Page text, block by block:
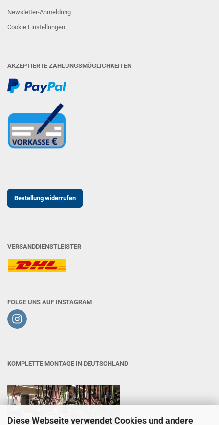
Diese Webseite verwendet Cookies und andere
Newsletter-Anmeldung
Cookie Einstellungen
AKZEPTIERTE ZAHLUNGSMÖGLICHKEITEN
Bestellung widerrufen
VERSANDDIENSTLEISTER
FOLGE UNS AUF INSTAGRAM
KOMPLETTE MONTAGE IN DEUTSCHLAND